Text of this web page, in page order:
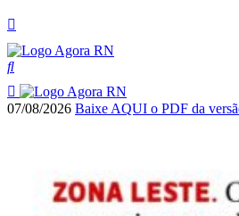
07/08/2026 Baixe AQUI o PDF da